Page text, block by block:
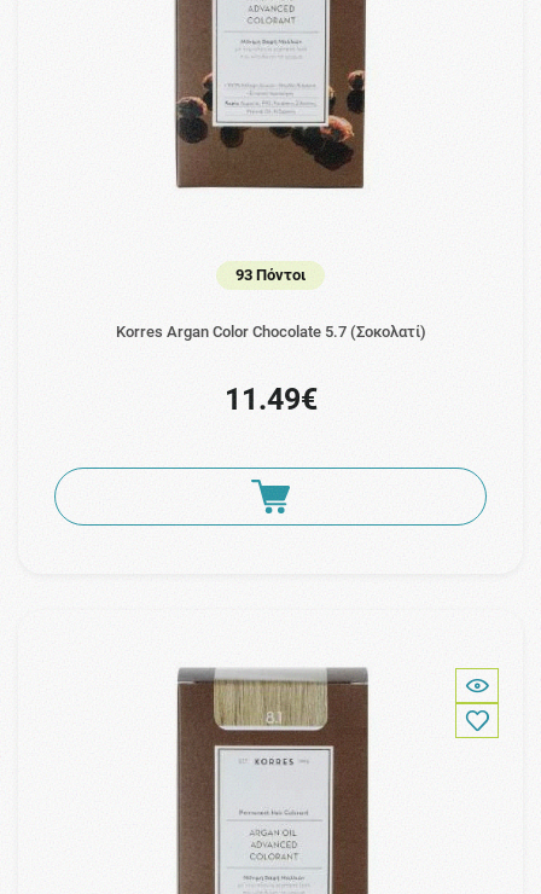
93 Πόντοι
Korres Argan Color Chocolate 5.7 (Σοκολατί)
11.49€